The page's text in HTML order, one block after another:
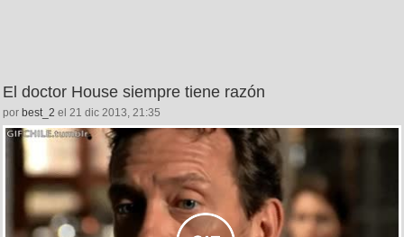
El doctor House siempre tiene razón
por best_2 el 21 dic 2013, 21:35